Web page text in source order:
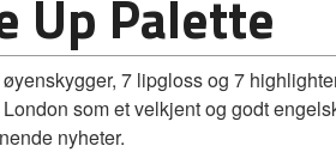
Up Palette
7 lipgloss og 7
som et velkjent og godt
nyheter.